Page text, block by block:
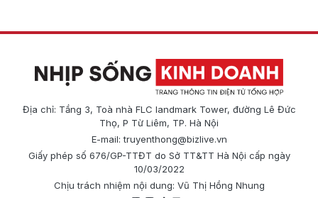
Địa chỉ: Tầng 3, Toà nhà FLC landmark Tower, đường Lê Đức
Thọ, P Từ Liêm, TP. Hà Nội
E-mail:truyenthong@bizlive.vn
Giấy phép số 676/GP-TTĐT do Sở TT&TT Hà Nội cấp ngày
10/03/2022
Chịu trách nhiệm nội dung: Vũ Thị Hồng Nhung